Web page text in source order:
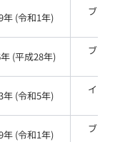
年 (令和1年)
ブラ
年 (平成28年)
ブラ
年 (令和5年)
イエ
年 (令和1年)
ブラ